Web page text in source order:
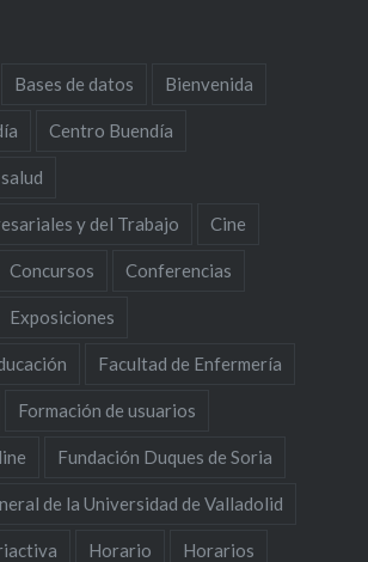
Bases de datos Bienvenida
Centro Buendía
y del Trabajo Cine
Concursos Conferencias
Exposiciones
Facultad de Enfermería
Formación de usuarios
Fundación Duques de Soria
de la Universidad de Valladolid
Horario Horarios